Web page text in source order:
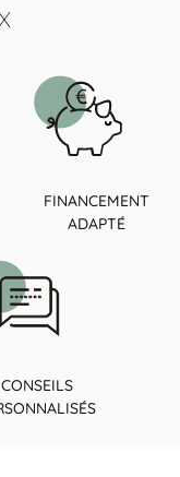
FINANCEMENT
ADAPTÉ
CONSEILS